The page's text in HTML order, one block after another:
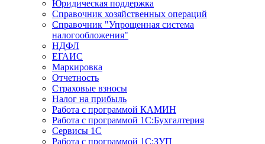
Юридическая поддержка
Справочник хозяйственных операций
Справочник "Упрощенная система
налогообложения"
НДФЛ
ЕГАИС
Маркировка
Отчетность
Страховые взносы
Налог на прибыль
Работа с программой КАМИН
Работа с программой 1С:Бухгалтерия
Сервисы 1С
Работа с программой 1С:ЗУП